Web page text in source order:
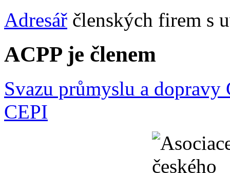
Adresář členských firem s
ACPP je členem
Svazu průmyslu a dopravy
CEPI